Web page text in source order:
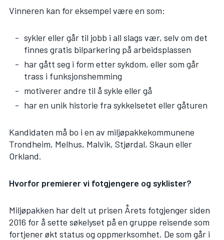
Vinneren kan for eksempel være en som:
sykler eller går til jobb i all slags vær, selv om det
finnes gratis bilparkering på arbeidsplassen
har gått seg i form etter sykdom, eller som går
trass i funksjonshemming
motiverer andre til å sykle eller gå
har en unik historie fra sykkelsetet eller gåturen
Kandidaten må bo i en av miljøpakkekommunene
Trondheim, Melhus, Malvik, Stjørdal, Skaun eller
Orkland.
Hvorfor premierer vi fotgjengere og syklister?
Miljøpakken har delt ut prisen Årets fotgjenger siden
2016 for å sette søkelyset på en gruppe reisende som
fortjener økt status og oppmerksomhet. De som går i